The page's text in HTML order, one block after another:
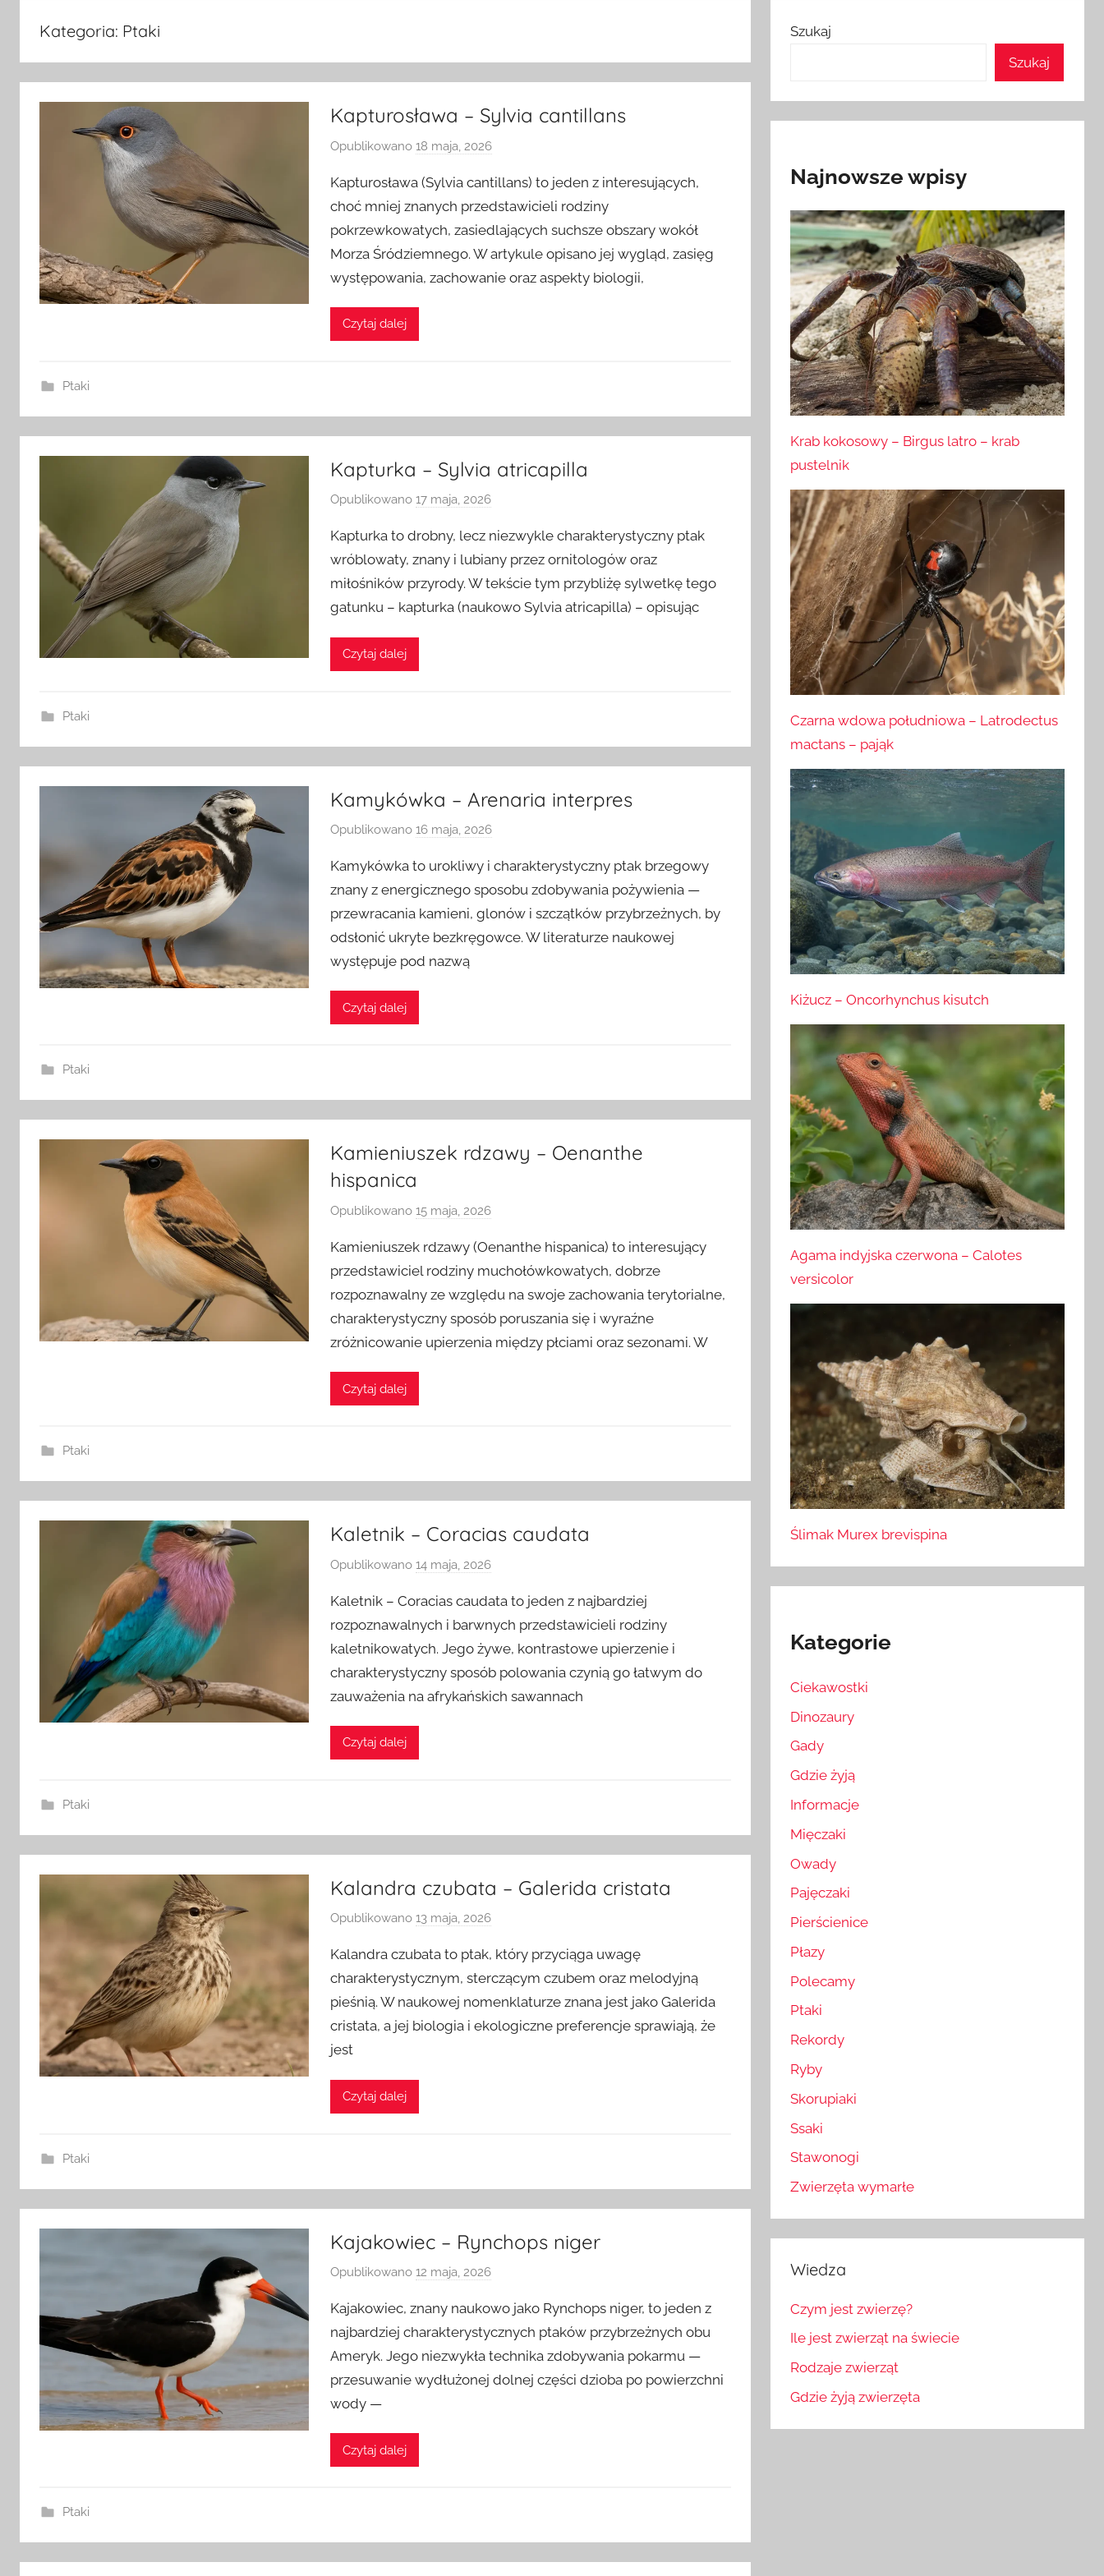
Kategoria: Ptaki
Kapturosława – Sylvia cantillans
Opublikowano 18 maja, 2026p
z
e
z
Kapturosława (Sylvia cantillans) to jeden z interesujących,
choć mniej znanych przedstawicieli rodziny
pokrzewkowatych, zasiedlających suchsze obszary wokół
Morza Śródziemnego. W artykule opisano jej wygląd, zasięg
występowania, zachowanie oraz aspekty biologii,
Czytaj dalej
Ptaki
Kapturka – Sylvia atricapilla
Opublikowano 17 maja, 2026p
z
e
z
Kapturka to drobny, lecz niezwykle charakterystyczny ptak
wróblowaty, znany i lubiany przez ornitologów oraz
miłośników przyrody. W tekście tym przybliżę sylwetkę tego
gatunku – kapturka (naukowo Sylvia atricapilla) – opisując
Czytaj dalej
Ptaki
Kamykówka – Arenaria interpres
Opublikowano 16 maja, 2026p
z
e
z
Kamykówka to urokliwy i charakterystyczny ptak brzegowy
znany z energicznego sposobu zdobywania pożywienia —
przewracania kamieni, glonów i szczątków przybrzeżnych, by
odsłonić ukryte bezkręgowce. W literaturze naukowej
występuje pod nazwą
Czytaj dalej
Ptaki
Kamieniuszek rdzawy – Oenanthe
hispanica
Opublikowano 15 maja, 2026p
z
e
z
Kamieniuszek rdzawy (Oenanthe hispanica) to interesujący
przedstawiciel rodziny muchołówkowatych, dobrze
rozpoznawalny ze względu na swoje zachowania terytorialne,
charakterystyczny sposób poruszania się i wyraźne
zróżnicowanie upierzenia między płciami oraz sezonami. W
Czytaj dalej
Ptaki
Kaletnik – Coracias caudata
Opublikowano 14 maja, 2026p
z
e
z
Kaletnik – Coracias caudata to jeden z najbardziej
rozpoznawalnych i barwnych przedstawicieli rodziny
kaletnikowatych. Jego żywe, kontrastowe upierzenie i
charakterystyczny sposób polowania czynią go łatwym do
zauważenia na afrykańskich sawannach
Czytaj dalej
Ptaki
Kalandra czubata – Galerida cristata
Opublikowano 13 maja, 2026p
z
e
z
Kalandra czubata to ptak, który przyciąga uwagę
charakterystycznym, sterczącym czubem oraz melodyjną
pieśnią. W naukowej nomenklaturze znana jest jako Galerida
cristata, a jej biologia i ekologiczne preferencje sprawiają, że
jest
Czytaj dalej
Ptaki
Kajakowiec – Rynchops niger
Opublikowano 12 maja, 2026p
z
e
z
Kajakowiec, znany naukowo jako Rynchops niger, to jeden z
najbardziej charakterystycznych ptaków przybrzeżnych obu
Ameryk. Jego niezwykła technika zdobywania pokarmu —
przesuwanie wydłużonej dolnej części dzioba po powierzchni
wody —
Czytaj dalej
Ptaki
Szukaj
Szukaj
Najnowsze wpisy
Krab kokosowy – Birgus latro – krab
pustelnik
Czarna wdowa południowa – Latrodectus
mactans – pająk
Kiżucz – Oncorhynchus kisutch
Agama indyjska czerwona – Calotes
versicolor
Ślimak Murex brevispina
Kategorie
Ciekawostki
Dinozaury
Gady
Gdzie żyją
Informacje
Mięczaki
Owady
Pajęczaki
Pierścienice
Płazy
Polecamy
Ptaki
Rekordy
Ryby
Skorupiaki
Ssaki
Stawonogi
Zwierzęta wymarłe
Wiedza
Czym jest zwierzę?
Ile jest zwierząt na świecie
Rodzaje zwierząt
Gdzie żyją zwierzęta